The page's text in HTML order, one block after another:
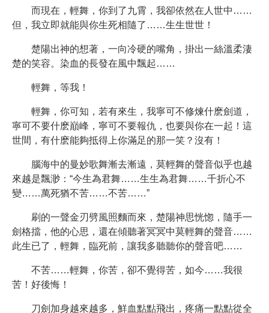
而現在，輕舞，你到了九霄，我卻依然在人世中……
但，我立即就能與你生死相隨了……生生世世！
楚陽出神的想著，一向冷硬的嘴角，掛出一絲溫柔淒
楚的笑容。染血的長發在風中飄起……
輕舞，等我！
輕舞，你可知，若有來生，我寧可不修煉什麽劍道，
寧可不要什麽巔峰，寧可不要報仇，也要與你在一起！這
世間，有什麽能夠抵得上你滿足的那一笑？沒有！
腦海中的曼妙歌舞漸去漸遠，莫輕舞的聲音似乎也越
來越是飄渺：“今生為君舞……生生為君舞……千折心不
變……萬死猶不苦……不苦……”
刷的一聲金刃劈風照麵而來，楚陽神思恍惚，隨手一
劍格擋，他的心思，還在傾聽著冥冥中莫輕舞的聲音……
此生已了，輕舞，臨死前，讓我多聽聽你的聲音吧……
不苦……輕舞，你苦，卻不覺得苦，如今……我很
苦！好後悔！
刀劍加身越來越多，鮮血點點飛出，疼痛一點點從全